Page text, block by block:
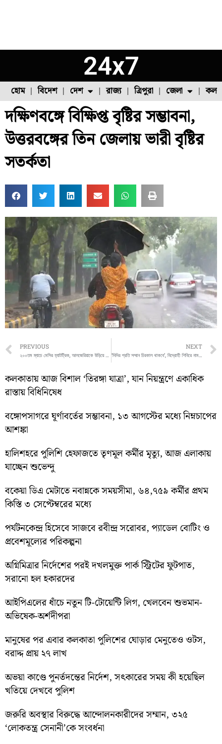
24x7
হোম বিদেশ দেশ
ফুল চাষ ফল চাষ মাছ চাষ
রাজ্য ত্রিপুরা জেলা
উত্তর ২৪ পরগনা
দক্ষিণবঙ্গে বিক্ষিপ্ত বৃষ্টির সম্ভাবনা,
উত্তরবঙ্গের তিন জেলায় ভারী বৃষ্টির
সতর্কতা
Prev
PREVIOUS
২০০তম ম্যাচে মেসির হ্যাটট্রিক, আলজেরিয়াকে উড়িয়ে বিশ্বকাপ অভিযান শুরু আর্জেন্টিনার
NEXT
‘দিদির প্রতি সম্মান চিরকাল থাকবে’, বিদ্রোহী শিবিরে নাম লিখিয়েও মমতাকে নিয়ে বার্তা রচনার
কলকাতায় আজ বিশাল ‘তিরঙ্গা যাত্রা’, যান নিয়ন্ত্রণে একাধিক
রাস্তায় বিধিনিষেধ
বঙ্গোপসাগরে ঘূর্ণাবর্তের সম্ভাবনা, ১৩ আগস্টের মধ্যে নিম্নচাপের
আশঙ্কা
হালিশহরে পুলিশি হেফাজতে তৃণমূল কর্মীর মৃত্যু, আজ এলাকায়
যাচ্ছেন শুভেন্দু
বকেয়া ডিএ মেটাতে নবান্নকে সময়সীমা, ৬৪,৭৫৯ কর্মীর প্রথম
কিস্তি ৩ সেপ্টেম্বরের মধ্যে
পর্যটনকেন্দ্র হিসেবে সাজবে রবীন্দ্র সরোবর, প্যাডেল বোটিং ও
প্রবেশমূল্যের পরিকল্পনা
অগ্নিমিত্রার নির্দেশের পরই দখলমুক্ত পার্ক স্ট্রিটের ফুটপাত,
সরানো হল হকারদের
আইপিএলের ধাঁচে নতুন টি-টোয়েন্টি লিগ, খেলবেন শুভমান-
অভিষেক-অর্শদীপরা
মানুষের পর এবার কলকাতা পুলিশের ঘোড়ার মেনুতেও ওটস,
বরাদ্দ প্রায় ২৭ লাখ
অভয়া কাণ্ডে পুনর্তদন্তের নির্দেশ, সৎকারের সময় কী হয়েছিল
খতিয়ে দেখবে পুলিশ
জরুরি অবস্থার বিরুদ্ধে আন্দোলনকারীদের সম্মান, ৩২৫
‘লোকতন্ত্র সেনানী’কে সংবর্ধনা